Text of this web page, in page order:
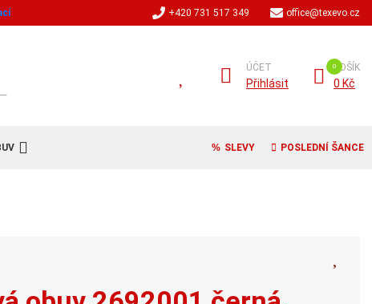
+420 731 517 349 office@texevo.cz
ÚČET
Přihlásit
KOŠÍK
0 Kč
SLEVY POSLEDNÍ ŠANCE